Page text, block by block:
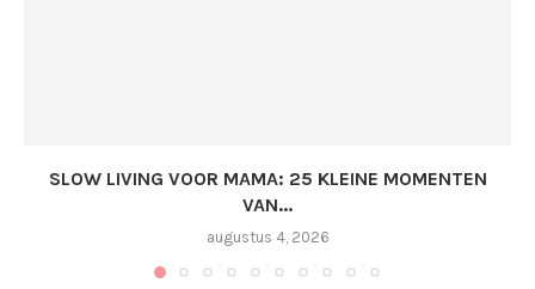
SLOW LIVING VOOR MAMA: 25 KLEINE MOMENTEN
VAN...
augustus 4, 2026